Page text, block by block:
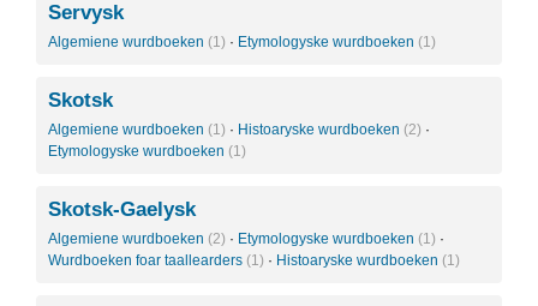
Servysk
Algemiene wurdboeken (1) · Etymologyske wurdboeken (1)
Skotsk
Algemiene wurdboeken (1) · Histoaryske wurdboeken (2) ·
Etymologyske wurdboeken (1)
Skotsk-Gaelysk
Algemiene wurdboeken (2) · Etymologyske wurdboeken (1) ·
Wurdboeken foar taallearders (1) · Histoaryske wurdboeken (1)